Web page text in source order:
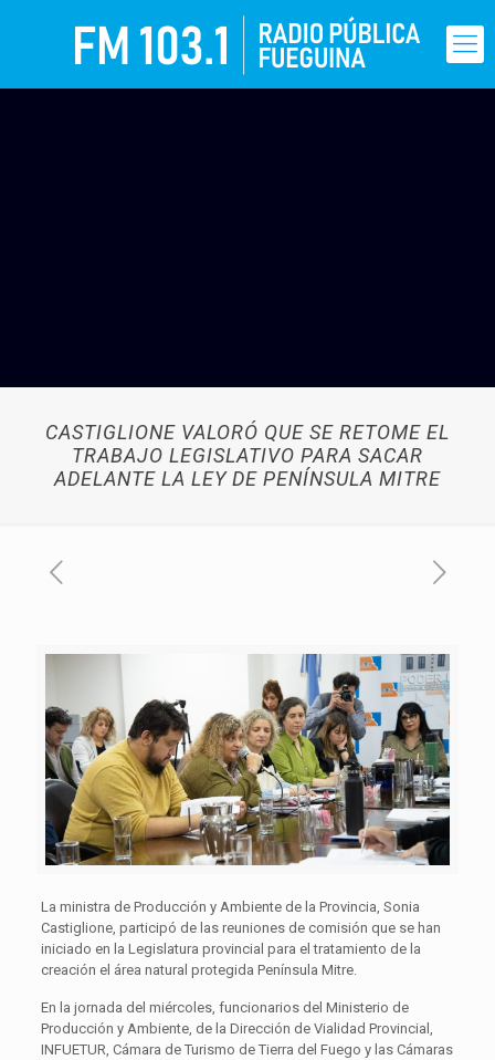
CASTIGLIONE VALORÓ QUE SE RETOME EL
TRABAJO LEGISLATIVO PARA SACAR
ADELANTE LA LEY DE PENÍNSULA MITRE
La ministra de Producción y Ambiente de la Provincia, Sonia
Castiglione, participó de las reuniones de comisión que se han
iniciado en la Legislatura provincial para el tratamiento de la
creación el área natural protegida Península Mitre.
En la jornada del miércoles, funcionarios del Ministerio de
Producción y Ambiente, de la Dirección de Vialidad Provincial,
INFUETUR, Cámara de Turismo de Tierra del Fuego y las Cámaras